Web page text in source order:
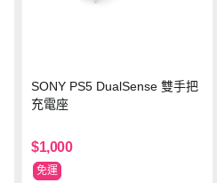
SONY PS5 DualSense 雙手把
充電座
$1,000
免運